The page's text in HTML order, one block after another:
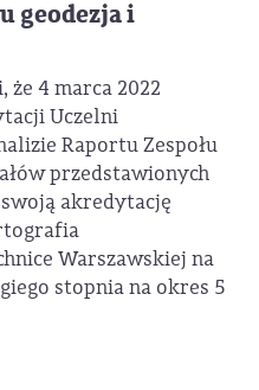
geodezja i
że 4 marca 2022
Uczelni
Raportu Zespołu
przedstawionych
akredytację
Warszawskiej na
stopnia na okres 5